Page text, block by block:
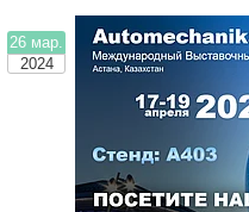
26 мар.
2024